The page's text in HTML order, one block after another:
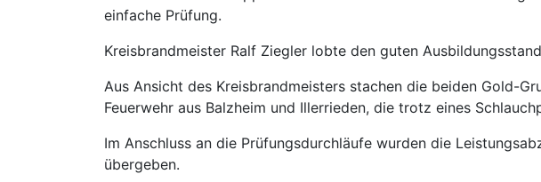
einfache Prüfung.
Kreisbrandmeister Ralf Ziegler lobte den guten
Aus Ansicht des Kreisbrandmeisters stachen die beiden Gold-
Feuerwehr aus Balzheim und Illerrieden, die trotz eines
Im Anschluss an die Prüfungsdurchläufe wurden die
übergeben.